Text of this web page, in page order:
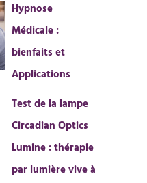
Hypnose
Médicale :
bienfaits et
Applications
Test de la lampe
Circadian Optics
Lumine : thérapie
par lumière vive à